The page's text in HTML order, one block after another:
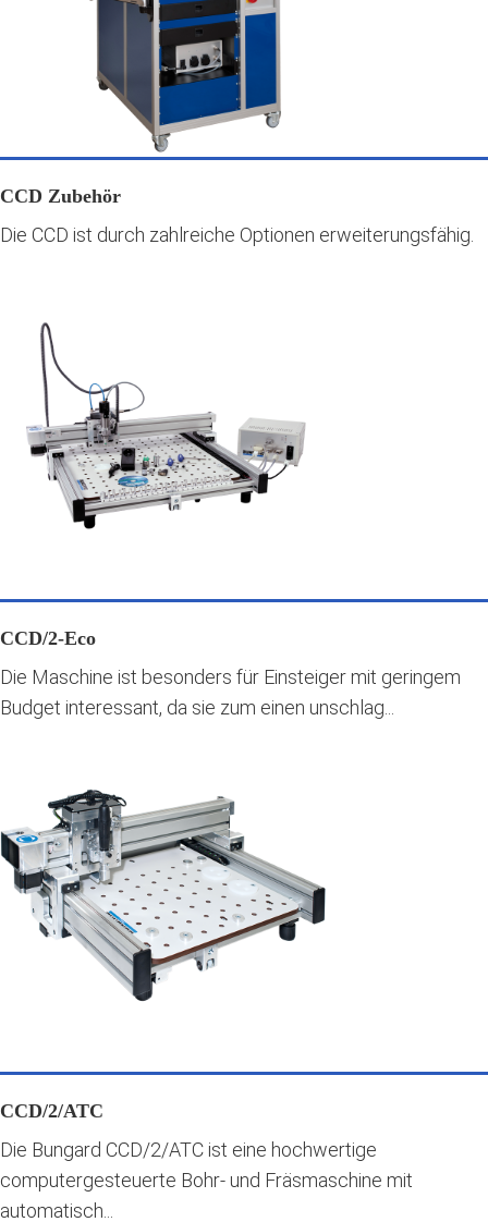
CCD Zubehör
Die CCD ist durch zahlreiche Optionen erweiterungsfähig.
CCD/2-Eco
Die Maschine ist besonders für Einsteiger mit geringem
Budget interessant, da sie zum einen unschlag...
CCD/2/ATC
Die Bungard CCD/2/ATC ist eine hochwertige
computergesteuerte Bohr- und Fräsmaschine mit
automatisch...